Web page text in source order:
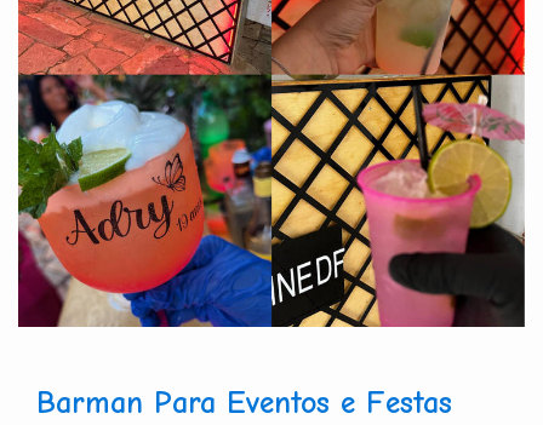
Barman Para Eventos e Festas